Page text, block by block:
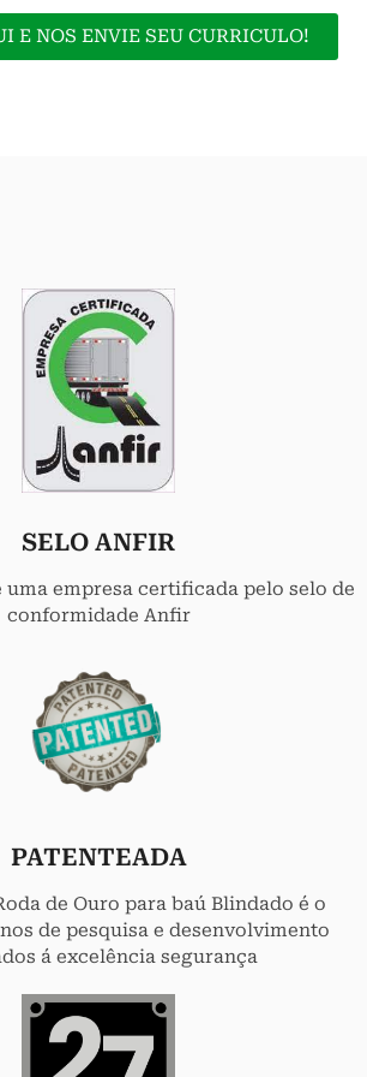
E NOS ENVIE SEU CURRICULO!
SELO ANFIR
uma empresa certificada pelo selo de
conformidade Anfir
PATENTEADA
de Ouro para baú Blindado é o
de pesquisa e desenvolvimento
á excelência segurança